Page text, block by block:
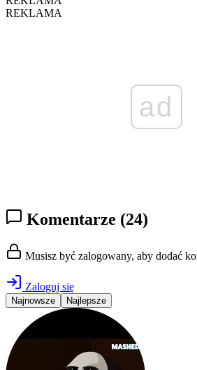
REKLAMA
ad
Komentarze (24)
Musisz być zalogowany, aby dodać
Zaloguj się
Najnowsze Najlepsze